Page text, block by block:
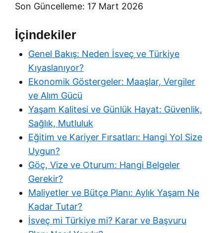
Son Güncelleme: 17 Mart 2026
İçindekiler
Genel Bakış: Neden İsveç ve Türkiye
Kıyaslanıyor?
Ekonomik Göstergeler: Maaşlar, Vergiler
ve Alım Gücü
Yaşam Kalitesi ve Günlük Hayat: Güvenlik,
Sağlık, Mutluluk
Eğitim ve Kariyer Fırsatları: Hangi Yol Size
Uygun?
Göç, Vize ve Oturum: Hangi Belgeler
Gerekir?
Maliyetler ve Bütçe Planı: Aylık Yaşam Ne
Kadar Tutar?
İsveç mi Türkiye mi? Karar ve Başvuru